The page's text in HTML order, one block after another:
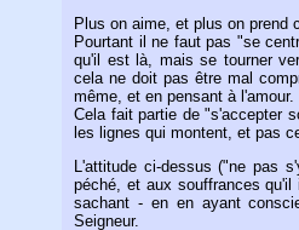
Plus on aime, et plus on prend
Pourtant il ne faut pas "se
qu'il est là, mais se tourner
cela ne doit pas être mal
même, et en pensant à l'amour.
Cela fait partie de "s'accepter
les lignes qui montent, et pas
L'attitude ci-dessus ("ne pas
péché, et aux souffrances
sachant - en en ayant
Seigneur.